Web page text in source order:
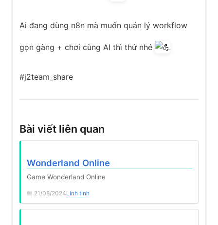
Ai đang dùng n8n mà muốn quản lý workflow
gọn gàng + chơi cùng AI thì thử nhé
#j2team_share
Bài viết liên quan
Wonderland Online
Game Wonderland Online
21/08/2024Linh tinh